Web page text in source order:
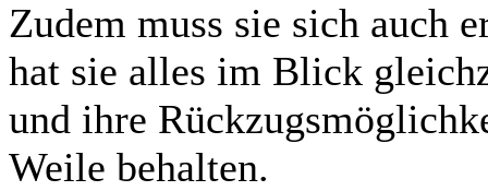
Zudem muss sie sich auch
hat sie alles im Blick
und ihre
Weile behalten.